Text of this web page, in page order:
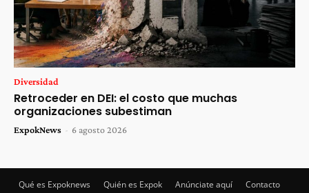
Diversidad
Retroceder en DEI: el costo que muchas
organizaciones subestiman
ExpokNews - 6 agosto 2026
Qué es Expoknews Quién es Expok Anúnciate aquí
Contacto